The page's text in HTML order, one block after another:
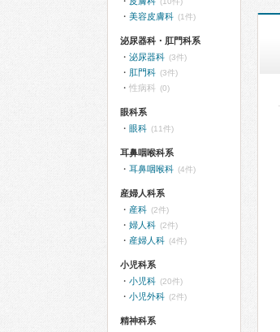
美容皮膚科 (1件)
泌尿器科・肛門科系
泌尿器科 (3件)
肛門科 (3件)
性病科 (0)
眼科系
眼科 (11件)
耳鼻咽喉科系
耳鼻咽喉科 (4件)
産婦人科系
産科 (2件)
婦人科 (2件)
産婦人科 (4件)
小児科系
小児科 (20件)
小児外科 (2件)
精神科系